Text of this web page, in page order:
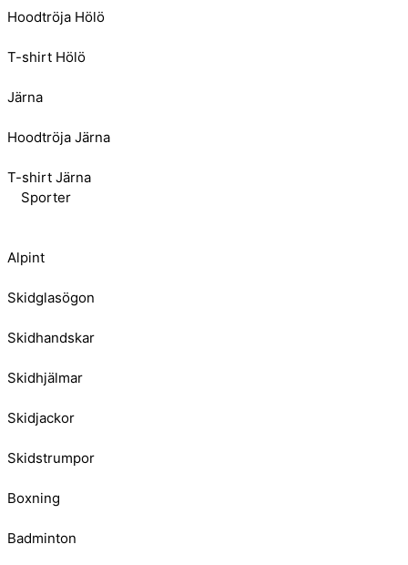
Hoodtröja Hölö
T-shirt Hölö
Järna
Hoodtröja Järna
T-shirt Järna
Sporter
Alpint
Skidglasögon
Skidhandskar
Skidhjälmar
Skidjackor
Skidstrumpor
Boxning
Badminton